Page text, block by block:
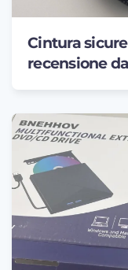
Cintura
recensione